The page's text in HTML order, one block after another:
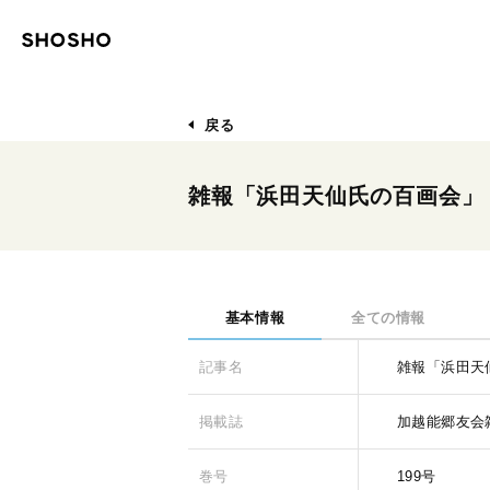
戻る
雑報「浜田天仙氏の百画会」
基本情報 全ての情報
記事名 雑報「浜田天
掲載誌 加越能郷友会
巻号 199号